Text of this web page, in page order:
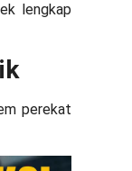
lengkap
perekat